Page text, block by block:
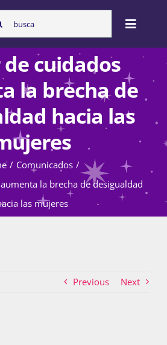
Toggle
Inicio
Nosotras
violencia de género
cuidados
la brecha de
hacia las
Comunicados
la brecha de desigualdad
las mujeres
Previous Next